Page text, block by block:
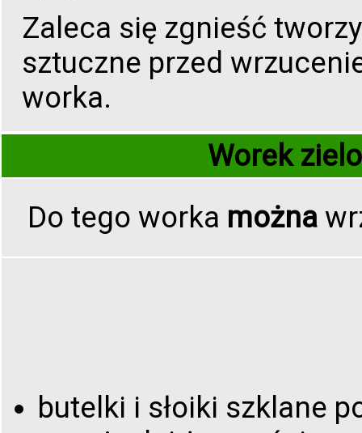
Zaleca się zgnieść
sztuczne przed
worka.
Worek
Do tego worka można
butelki i słoiki szklane